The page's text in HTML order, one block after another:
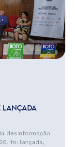
LANÇADA
desinformação
foi lançada,